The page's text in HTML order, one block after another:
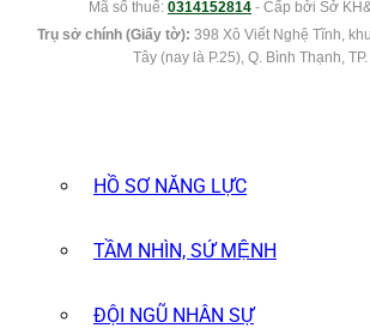
Mã số thuế: 0314152814 - Cấp bởi Sở
Trụ sở chính (Giấy tờ): 398 Xô Viết Nghệ Tĩnh,
Tây (nay là P.25), Q. Bình Thạnh,
HỒ SƠ NĂNG LỰC
TẦM NHÌN, SỨ MỆNH
ĐỘI NGŨ NHÂN SỰ